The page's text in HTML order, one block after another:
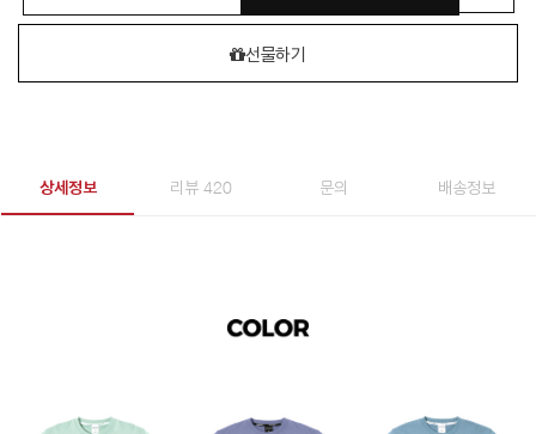
선물하기
상세정보 리뷰 420 문의 배송정보